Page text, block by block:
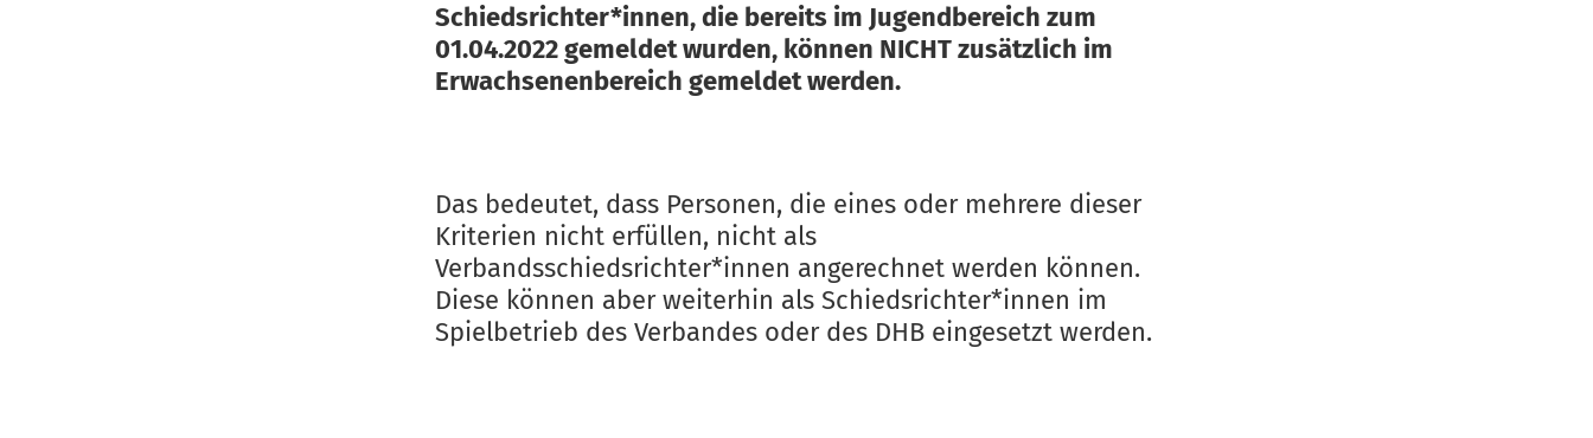
Schiedsrichter*innen, die bereits im Jugendbereich zum
01.04.2022 gemeldet wurden, können NICHT zusätzlich im
Erwachsenenbereich gemeldet werden.
Das bedeutet, dass Personen, die eines oder mehrere dieser
Kriterien nicht erfüllen, nicht als
Verbandsschiedsrichter*innen angerechnet werden können.
Diese können aber weiterhin als Schiedsrichter*innen im
Spielbetrieb des Verbandes oder des DHB eingesetzt werden.